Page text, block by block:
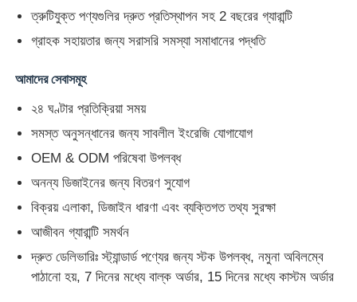
একটি উদ্ধৃতি অনুরোধ করুন
নেতৃত্বে জাল পর্দা
নেতৃত্বে জাল প্রদর্শন
এলইডি স্বচ্ছ ফিল্ম স্ক্রিন
স্বচ্ছ LED ডিসপ্লে
ত্রুটিযুক্ত পণ্যগুলির দ্রুত প্রতিস্থাপন সহ 2 বছরের গ্যারান্টি
গ্রাহক সহায়তার জন্য সরাসরি সমস্যা সমাধানের পদ্ধতি
আমাদের সেবাসমূহ
২৪ ঘণ্টার প্রতিক্রিয়া সময়
সমস্ত অনুসন্ধানের জন্য সাবলীল ইংরেজি যোগাযোগ
OEM & ODM পরিষেবা উপলব্ধ
অনন্য ডিজাইনের জন্য বিতরণ সুযোগ
বিক্রয় এলাকা, ডিজাইন ধারণা এবং ব্যক্তিগত তথ্য সুরক্ষা
আজীবন গ্যারান্টি সমর্থন
দ্রুত ডেলিভারিঃ স্ট্যান্ডার্ড পণ্যের জন্য স্টক উপলব্ধ, নমুনা অবিলম্বে
পাঠানো হয়, 7 দিনের মধ্যে বাল্ক অর্ডার, 15 দিনের মধ্যে কাস্টম অর্ডার